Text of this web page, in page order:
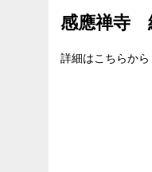
感應禅寺
詳細はこちらから